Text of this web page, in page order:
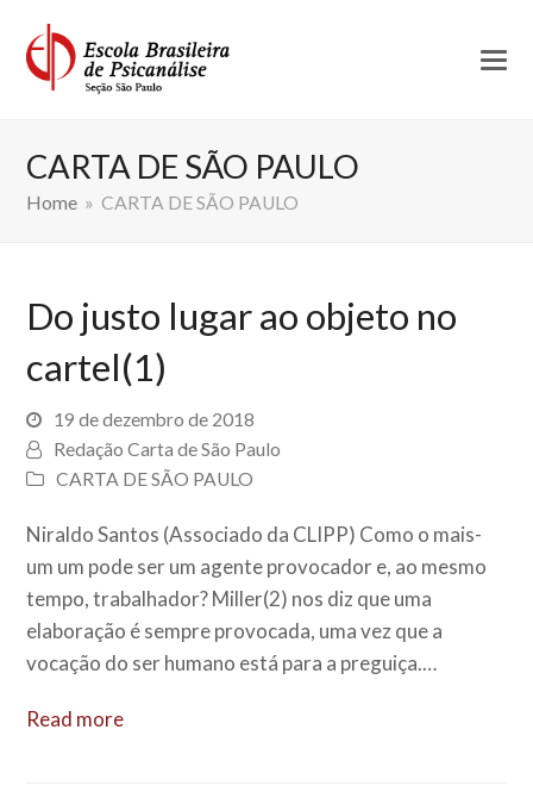
CARTA DE SÃO PAULO
Home » CARTA DE SÃO PAULO
Do justo lugar ao objeto no
cartel(1)
19 de dezembro de 2018
Redação Carta de São Paulo
CARTA DE SÃO PAULO
Niraldo Santos (Associado da CLIPP) Como o mais-
um um pode ser um agente provocador e, ao mesmo
tempo, trabalhador? Miller(2) nos diz que uma
elaboração é sempre provocada, uma vez que a
vocação do ser humano está para a preguiça.…
Read more